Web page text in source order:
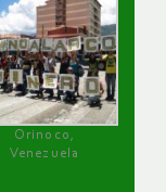
Orinoco,
Venezuela